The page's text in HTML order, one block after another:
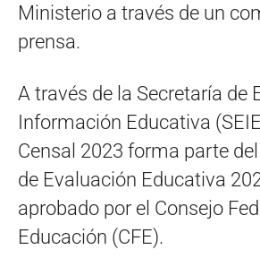
Ministerio a través de un
prensa.
A través de la Secretaría de
Información Educativa
Censal 2023 forma parte
de Evaluación Educativa
aprobado por el Consejo
Educación (CFE).